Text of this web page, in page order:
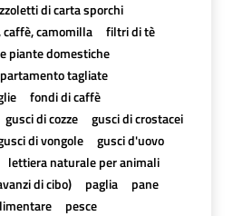
di carta sporchi
camomilla
filtri di tè
piante domestiche
tagliate
fondi di caffè
gusci di cozze
gusci di crostacei
di vongole
gusci d'uovo
lettiera naturale per animali
di cibo) paglia
pane
pesce